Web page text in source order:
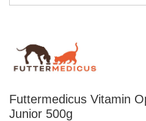
Futtermedicus Vitamin
Junior 500g